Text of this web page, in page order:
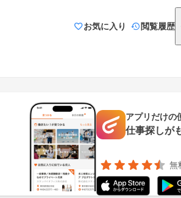
お気に入り 閲覧履歴
アプリだけの
仕事探しが
無